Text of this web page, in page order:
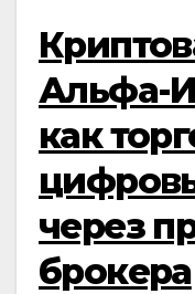
Альфа-
как
через
брокера